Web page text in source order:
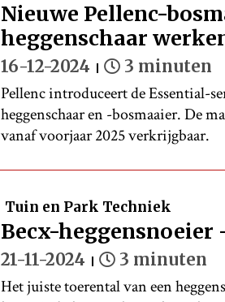
Nieuwe Pellenc-
heggenschaar
16-12-2024 3 minuten
Pellenc introduceert de Essential-
heggenschaar en -bosmaaier. De
vanaf voorjaar 2025 verkrijgbaar.
Tuin en Park Techniek
Becx-heggensnoeier
21-11-2024 3 minuten
Het juiste toerental van een